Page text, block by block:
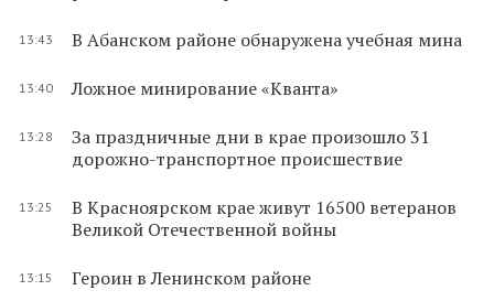
13:43 В Абанском районе обнаружена учебная мина
13:40 Ложное минирование «Кванта»
13:28
За праздничные дни в крае произошло 31
дорожно-транспортное происшествие
13:25
В Красноярском крае живут 16500 ветеранов
Великой Отечественной войны
13:15 Героин в Ленинском районе